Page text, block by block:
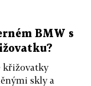
BMW s
křižovatky
skly a